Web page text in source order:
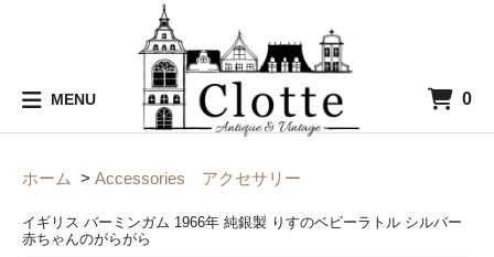
MENU 0
ホーム > Accessories アクセサリー
イギリス バーミンガム 1966年 純銀製 りすのベビーラトル シルバー
赤ちゃんのがらがら